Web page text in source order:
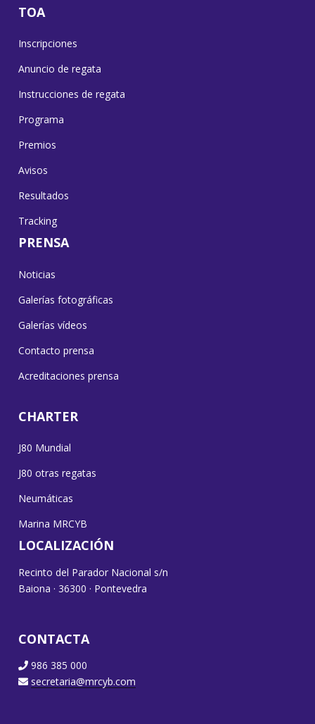
TOA
Inscripciones
Anuncio de regata
Instrucciones de regata
Programa
Premios
Avisos
Resultados
Tracking
PRENSA
Noticias
Galerías fotográficas
Galerías vídeos
Contacto prensa
Acreditaciones prensa
CHARTER
J80 Mundial
J80 otras regatas
Neumáticas
Marina MRCYB
LOCALIZACIÓN
Recinto del Parador Nacional s/n
Baiona · 36300 · Pontevedra
CONTACTA
986 385 000
secretaria@mrcyb.com